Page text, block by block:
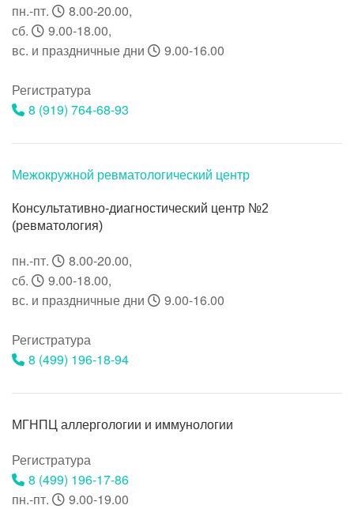
пн.-пт. 8.00-20.00,
сб.
9.00-18.00,
вс. и праздничные дни
9.00-16.00
Регистратура
8 (919) 764-68-93
Межокружной ревматологический центр
Консультативно-диагностический центр №2
(ревматология)
пн.-пт. 8.00-20.00,
сб.
9.00-18.00,
вс. и праздничные дни
9.00-16.00
Регистратура
8 (499) 196-18-94
МГНПЦ аллергологии и иммунологии
Регистратура
8 (499) 196-17-86
пн.-пт.
9.00-19.00